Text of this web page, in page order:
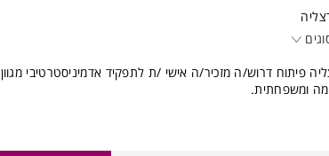
פיתוח דרוש/ה מזכיר/ה אישי /ת לתפקיד אדמיניסטרטיבי מגוון
ומשפחתית.